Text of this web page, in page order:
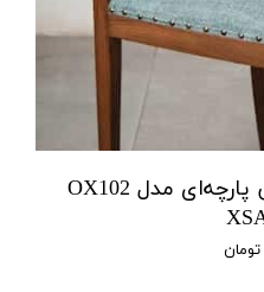
صندلی چوب افرا با روکش پارچه‌ای مدل OX102